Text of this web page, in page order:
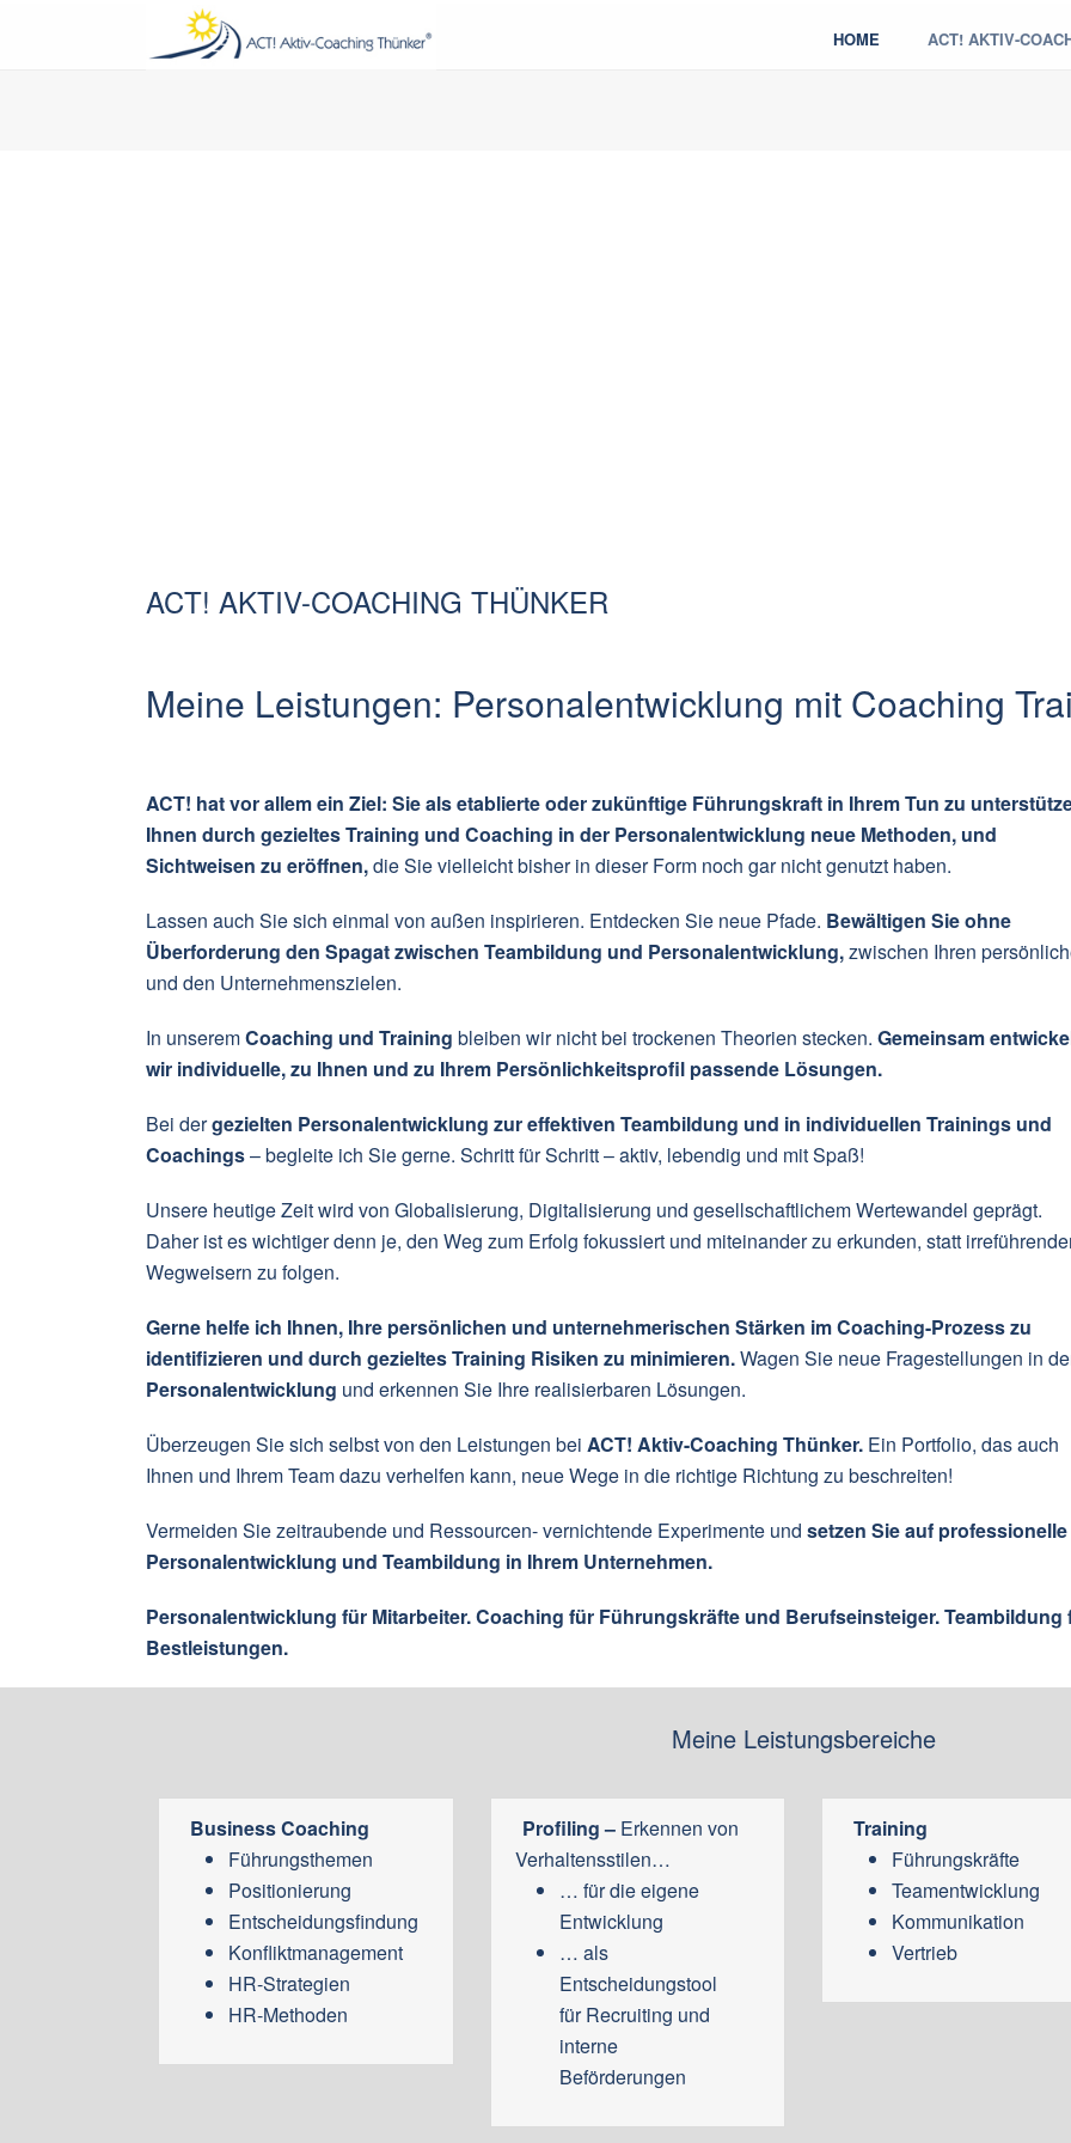
HOME ACT! AKTIV-
ACT! AKTIV-COACHING THÜNKER
Meine Leistungen: Personalentwicklung mit Coaching
ACT! hat vor allem ein Ziel: Sie als etablierte oder zukünftige Führungskraft in Ihrem Tun zu
Ihnen durch gezieltes Training und Coaching in der Personalentwicklung neue Methoden, und
Sichtweisen zu eröffnen,die Sie vielleicht bisher in dieser Form noch gar nicht genutzt haben.
Lassen auch Sie sich einmal von außen inspirieren. Entdecken Sie neue Pfade. Bewältigen Sie ohne
Überforderung den Spagat zwischen Teambildung und Personalentwicklung,zwischen Ihren
und den Unternehmenszielen.
In unseremCoaching und Training bleiben wir nicht bei trockenen Theorien stecken. Gemeinsam
wir individuelle, zu Ihnen und zu Ihrem Persönlichkeitsprofil passende Lösungen.
Bei dergezielten Personalentwicklung zur effektiven Teambildung und in individuellen Trainings und
Coachings– begleite ich Sie gerne. Schritt für Schritt – aktiv, lebendig und mit Spaß!
Unsere heutige Zeit wird von Globalisierung, Digitalisierung und gesellschaftlichem Wertewandel geprägt.
Daher ist es wichtiger denn je, den Weg zum Erfolg fokussiert und miteinander zu erkunden, statt
Wegweisern zu folgen.
Gerne helfe ich Ihnen, Ihre persönlichen und unternehmerischen Stärken im Coaching-Prozess zu
identifizieren und durch gezieltes Training Risiken zu minimieren.Wagen Sie neue Fragestellungen in
Personalentwicklung und erkennen Sie Ihre realisierbaren Lösungen.
Überzeugen Sie sich selbst von den Leistungen bei ACT! Aktiv-Coaching Thünker. Ein Portfolio, das auch
Ihnen und Ihrem Team dazu verhelfen kann, neue Wege in die richtige Richtung zu beschreiten!
Vermeiden Sie zeitraubende und Ressourcen- vernichtende Experimente und setzen Sie auf professionelle
Personalentwicklung und Teambildung in Ihrem Unternehmen.
Personalentwicklung für Mitarbeiter. Coaching für Führungskräfte und Berufseinsteiger. Teambildung
Bestleistungen.
Meine Leistungsbereiche
Business Coaching
Führungsthemen
Positionierung
Entscheidungsfindung
Konfliktmanagement
HR-Strategien
HR-Methoden
Profiling – Erkennen von
Verhaltensstilen…
… für die eigene
Entwicklung
… als
Entscheidungstool
für Recruiting und
interne
Beförderungen
Training
Führungskräfte
Teamentwicklung
Kommunikation
Vertrieb